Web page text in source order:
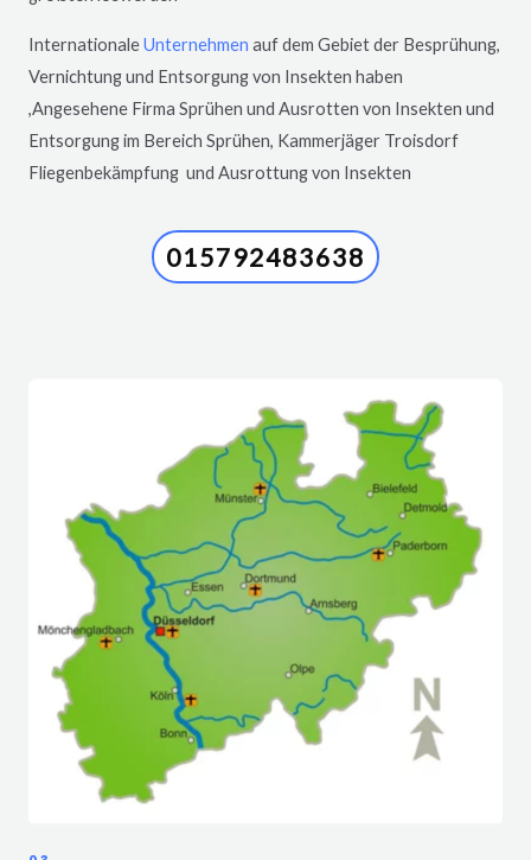
InternationaleUnternehmen auf dem Gebiet der Besprühung,
Vernichtung und Entsorgung von Insekten haben
,Angesehene Firma Sprühen und Ausrotten von Insekten und
Entsorgung im Bereich Sprühen, Kammerjäger Troisdorf
Fliegenbekämpfung und Ausrottung von Insekten
015792483638